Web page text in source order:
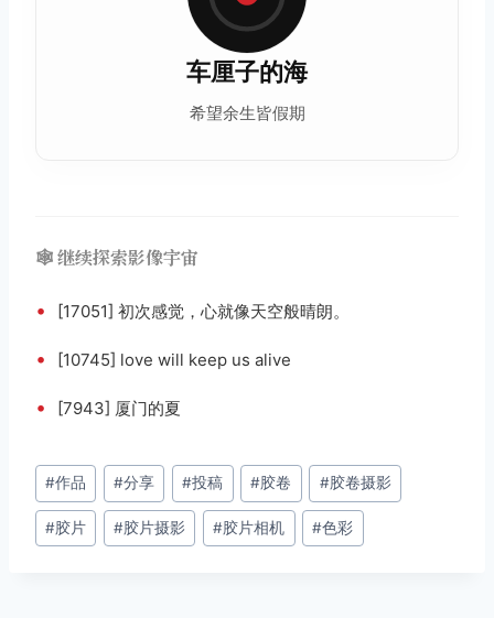
车厘子的海
希望余生皆假期
🕸️ 继续探索影像宇宙
• [17051] 初次感觉，心就像天空般晴朗。
• [10745] love will keep us alive
• [7943] 厦门的夏
文
章
标
#作品 #分享 #投稿 #胶卷 #胶卷摄影
#胶片 #胶片摄影 #胶片相机 #色彩